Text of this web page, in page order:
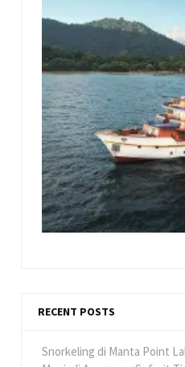
RECENT POSTS
Snorkeling di Manta Point